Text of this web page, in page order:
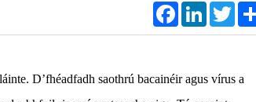
FacebookLinkedIn Twitter
D’fhéadfadh saothrú bacainéir agus vírus a